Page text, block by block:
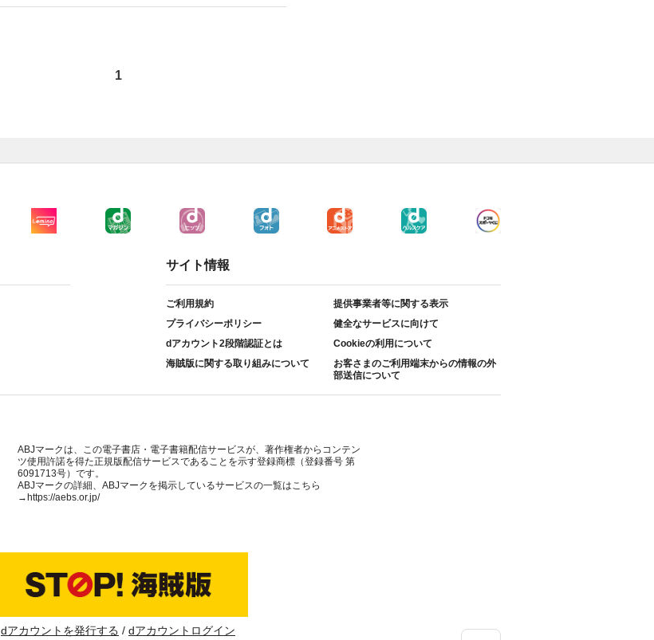
1
サイト情報
ご利用規約
提供事業者等に関する表示
プライバシーポリシー
健全なサービスに向けて
dアカウント2段階認証とは
Cookieの利用について
海賊版に関する取り組みについて
お客さまのご利用端末からの情報の外
部送信について
ABJマークは、この電子書店・電子書籍配信サービスが、著作権者からコンテン
ツ使用許諾を得た正規版配信サービスであることを示す登録商標（登録番号 第
6091713号）です。
ABJマークの詳細、ABJマークを掲示しているサービスの一覧はこちら
→https://aebs.or.jp/
dアカウントを発行する dアカウントログイン